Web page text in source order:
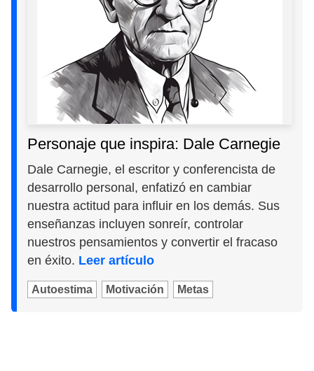
Personaje que inspira: Dale Carnegie
Dale Carnegie, el escritor y conferencista de
desarrollo personal, enfatizó en cambiar
nuestra actitud para influir en los demás. Sus
enseñanzas incluyen sonreír, controlar
nuestros pensamientos y convertir el fracaso
en éxito. Leer artículo
Autoestima Motivación Metas